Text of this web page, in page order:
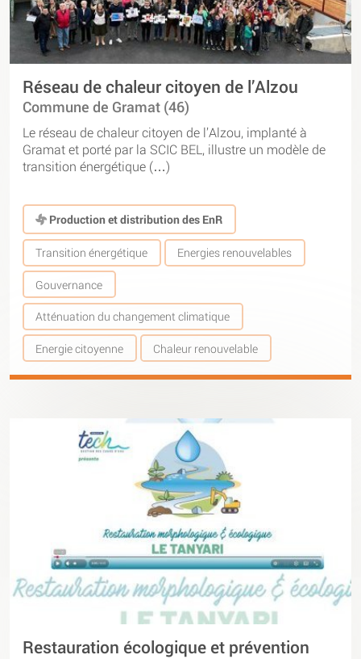
Réseau de chaleur citoyen de l’Alzou
Commune de Gramat (46)
Le réseau de chaleur citoyen de l’Alzou, implanté à
Gramat et porté par la SCIC BEL, illustre un modèle de
transition énergétique (…)
Production et distribution des EnR
Transition énergétique Energies renouvelables
Gouvernance
Atténuation du changement climatique
Energie citoyenne Chaleur renouvelable
Restauration écologique et prévention